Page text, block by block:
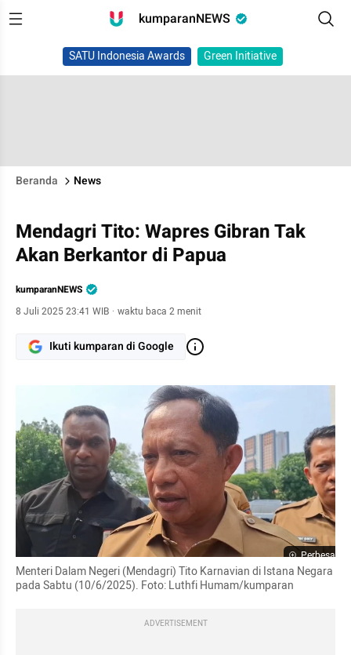
kumparanNEWS
SATU Indonesia Awards Green Initiative
Beranda News
Mendagri Tito: Wapres Gibran Tak
Akan Berkantor di Papua
kumparanNEWS
8 Juli 2025 23:41 WIB · waktu baca 2 menit
Ikuti kumparan di Google
Perbesar
Menteri Dalam Negeri (Mendagri) Tito Karnavian di Istana Negara
pada Sabtu (10/6/2025). Foto: Luthfi Humam/kumparan
ADVERTISEMENT